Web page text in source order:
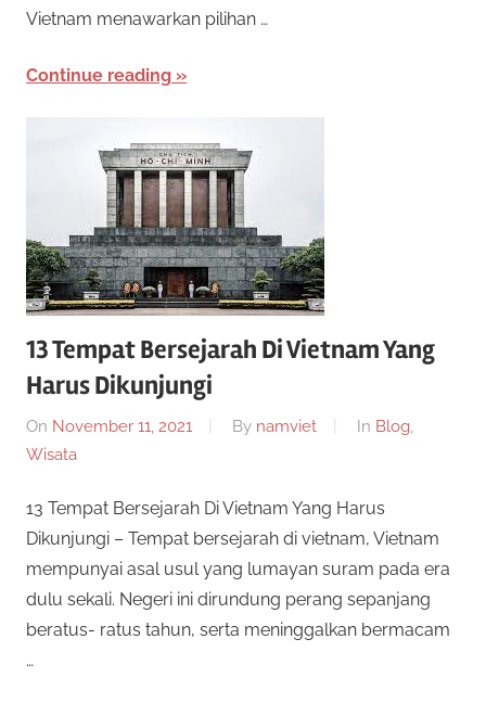
a
n
r
p
e
r
c
a
y
a
a
e
n
y
a
n
g
i
s
a
n
d
a
m
Vietnam menawarkan pilihan …
Continue reading
13 Tempat Bersejarah Di Vietnam Yang
Harus Dikunjungi
On November 11, 2021 By namviet In Blog,
Wisata
13 Tempat Bersejarah Di Vietnam Yang Harus
Dikunjungi – Tempat bersejarah di vietnam, Vietnam
mempunyai asal usul yang lumayan suram pada era
dulu sekali. Negeri ini dirundung perang sepanjang
beratus- ratus tahun, serta meninggalkan bermacam
…